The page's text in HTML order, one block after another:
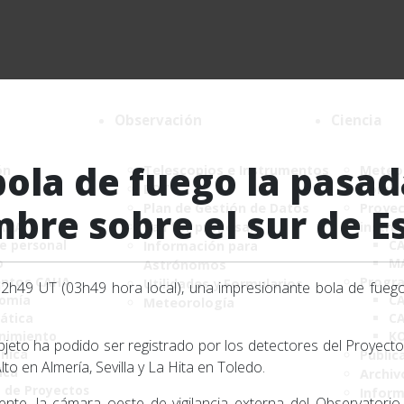
personal
CAHA
Telescopios e Instrumentos
DDT
Plan de Gestión de Datos
Call for proposals
Astrónomos
Utilidades y Formularios
Meteorología
de fuego la
sobre el sur de
UT (03h49 hora local), una impresionante bola de
ha podido ser registrado por los detectores del
en Almería, Sevilla y La Hita en Toledo.